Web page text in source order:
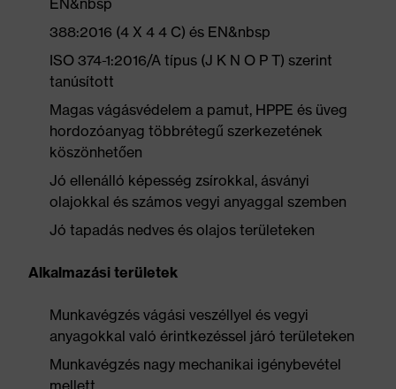
EN&nbsp
388:2016 (4 X 4 4 C) és EN&nbsp
ISO 374-1:2016/A típus (J K N O P T) szerint
tanúsított
Magas vágásvédelem a pamut, HPPE és üveg
hordozóanyag többrétegű szerkezetének
köszönhetően
Jó ellenálló képesség zsírokkal, ásványi
olajokkal és számos vegyi anyaggal szemben
Jó tapadás nedves és olajos területeken
Alkalmazási területek
Munkavégzés vágási veszéllyel és vegyi
anyagokkal való érintkezéssel járó területeken
Munkavégzés nagy mechanikai igénybevétel
mellett